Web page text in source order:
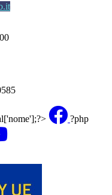
?php